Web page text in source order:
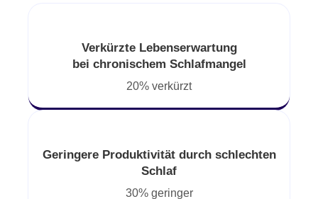
Verkürzte Lebenserwartung
bei chronischem Schlafmangel
20% verkürzt
Geringere Produktivität durch schlechten
Schlaf
30% geringer